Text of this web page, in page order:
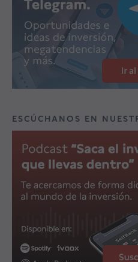
ESCÚCHANOS EN